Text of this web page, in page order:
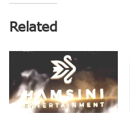
Related